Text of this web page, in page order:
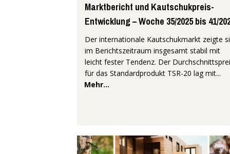
Marktbericht und Kautschukpreis-
Entwicklung – Woche 35/2025 bis 41/
Der internationale Kautschukmarkt zeigte
im Berichtszeitraum insgesamt stabil mit
leicht fester Tendenz. Der
für das Standardprodukt TSR-20 lag mit...
Mehr...